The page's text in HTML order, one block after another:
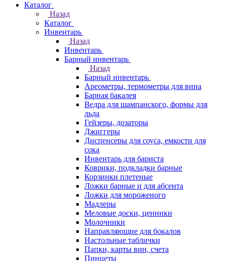
Каталог
Назад
Каталог
Инвентарь
Назад
Инвентарь
Барный инвентарь
Назад
Барный инвентарь
Ареометры, термометры для вина
Барная бакалея
Ведра для шампанского, формы для
льда
Гейзеры, дозаторы
Джиггеры
Диспенсеры для соуса, емкости для
сока
Инвентарь для бариста
Коврики, подкладки барные
Корзинки плетеные
Ложки барные и для абсента
Ложки для мороженого
Мадлеры
Меловые доски, ценники
Молочники
Направляющие для бокалов
Настольные таблички
Папки, карты вин, счета
Пинцеты